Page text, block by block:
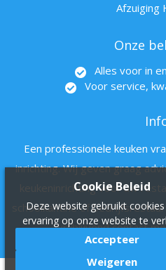
Afzuiging
Onze
Alles voor in
Voor service,
Een professionele keuken
inrichting. Wij geven graag
keukeninrichting voor uw
schoolkantine of
vrijblijvend contact
Cookie Beleid
Deze website gebruikt
ervaring op onze website te
Accepteer
Weigeren